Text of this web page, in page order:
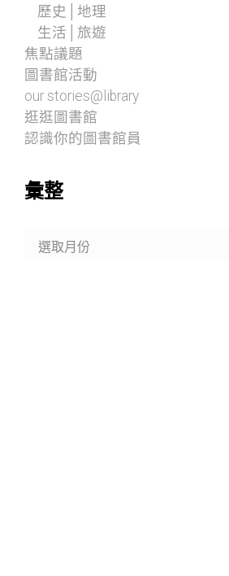
歷史│地理
生活│旅遊
焦點議題
圖書館活動
our stories@library
逛逛圖書館
認識你的圖書館員
彙整